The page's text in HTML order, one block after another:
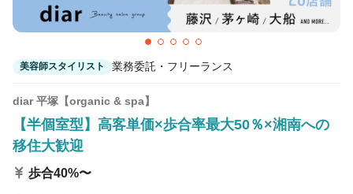
美容師スタイリスト 業務委託・フリーランス
diar 平塚【organic & spa】
【半個室型】高客単価×歩合率最大50％×湘南への
移住大歓迎
歩合40%〜